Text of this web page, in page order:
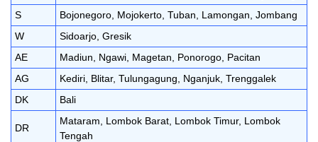
S
Bojonegoro, Mojokerto, Tuban, Lamongan, Jombang
W
Sidoarjo, Gresik
AE
Madiun, Ngawi, Magetan, Ponorogo, Pacitan
AG
Kediri, Blitar, Tulungagung, Nganjuk, Trenggalek
DK
Bali
DR
Mataram, Lombok Barat, Lombok Timur, Lombok
Tengah